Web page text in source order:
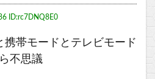
ID:rc7DNQ8E0
携帯モードとテレビモード
不思議